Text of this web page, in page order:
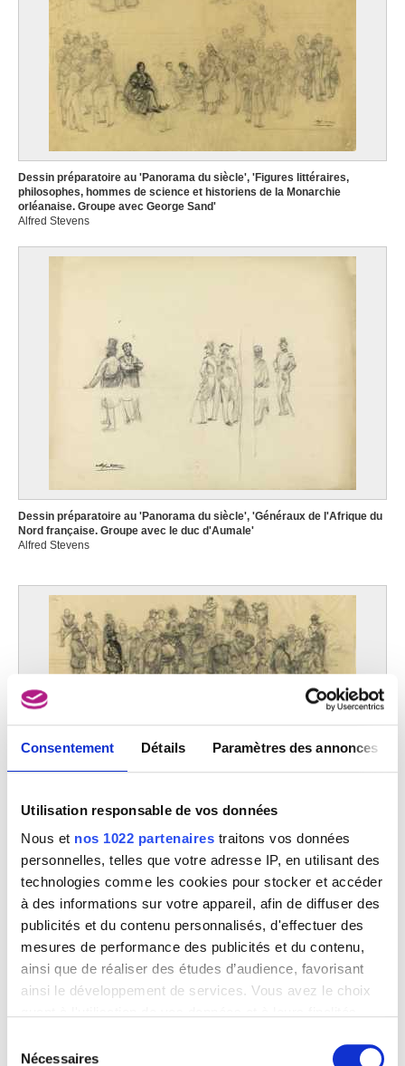
Consentement Détails Paramètres des annonces
Utilisation responsable de vos données
Nous et nos 1022 partenaires traitons vos données
personnelles, telles que votre adresse IP, en utilisant des
technologies comme les cookies pour stocker et accéder
à des informations sur votre appareil, afin de diffuser des
publicités et du contenu personnalisés, d'effectuer des
mesures de performance des publicités et du contenu,
ainsi que de réaliser des études d’audience, favorisant
ainsi le développement de services. Vous avez le choix
tout moment en consultant la Déclaration relative aux
Nécessaires
Dessin préparatoire au 'Panorama du siècle', 'Figures littéraires,
philosophes, hommes de science et historiens de la Monarchie
orléanaise. Groupe avec George Sand'
Alfred Stevens
Dessin préparatoire au 'Panorama du siècle', 'Généraux de l'Afrique du
Nord française. Groupe avec le duc d'Aumale'
Alfred Stevens
Dessin préparatoire au 'Panorama du siècle', 'Généraux et hommes
Alfred Stevens